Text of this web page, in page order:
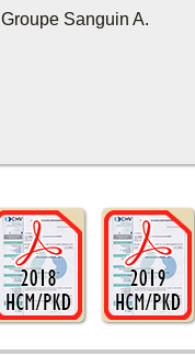
Groupe Sanguin A.